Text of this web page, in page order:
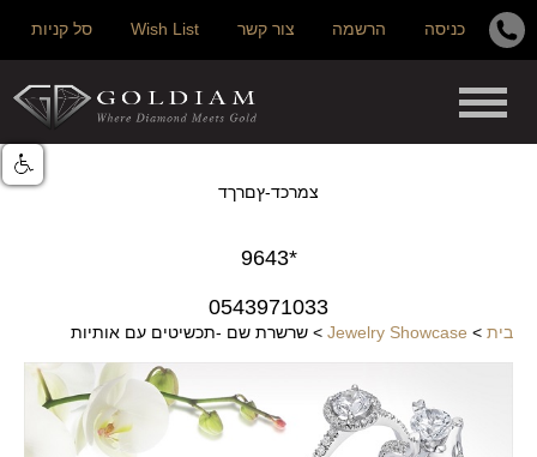
כניסה הרשמה צור קשר Wish List סל קניות
צמרכד-ץםרךד
*9643
0543971033
בית >
Jewelry Showcase
> שרשרת שם -תכשיטים עם אותיות